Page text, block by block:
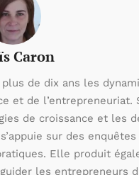
Caron
de dix ans les
et de l’entrepreneuriat.
de croissance et les
sur des enquêtes
Elle produit
les entrepreneurs